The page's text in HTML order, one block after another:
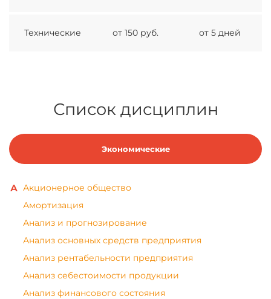
Технические от 150 руб. от 5 дней
Список дисциплин
Экономические
Акционерное общество
Амортизация
Анализ и прогнозирование
Анализ основных средств предприятия
Анализ рентабельности предприятия
Анализ себестоимости продукции
Анализ финансового состояния